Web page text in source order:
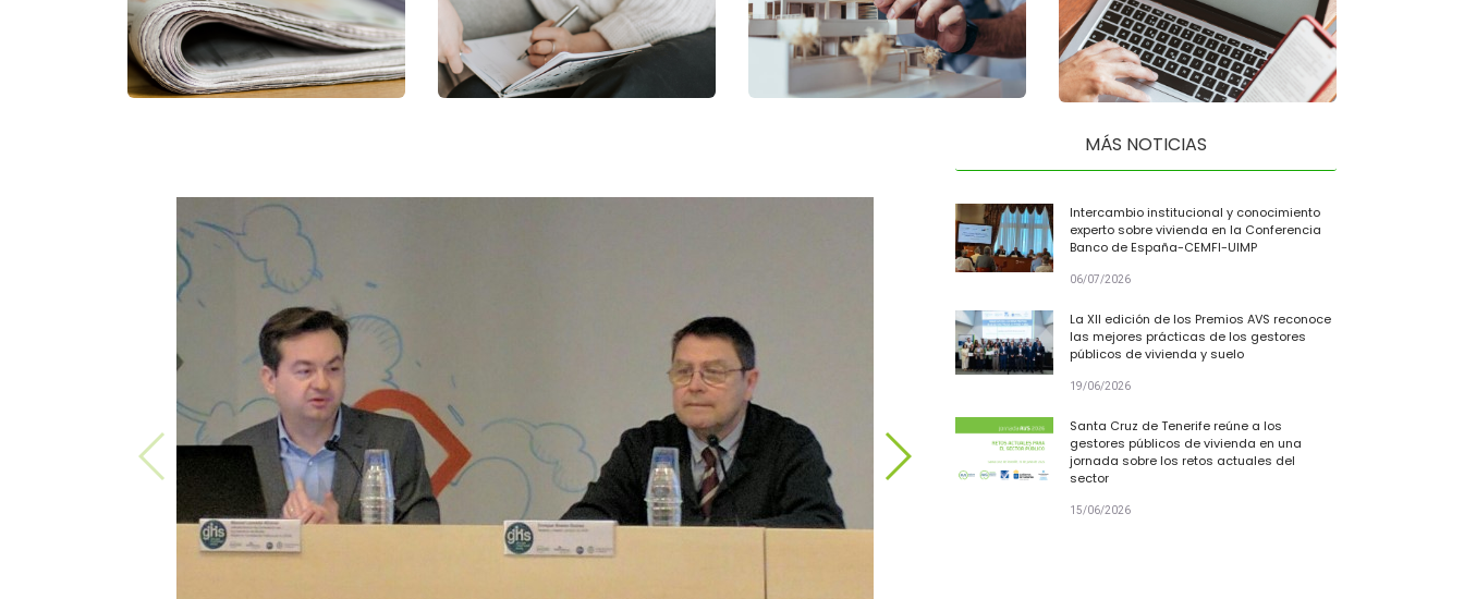
MÁS NOTICIAS
Intercambio institucional y conocimiento
experto sobre vivienda en la Conferencia
Banco de España-CEMFI-UIMP
06/07/2026
La XII edición de los Premios AVS reconoce
las mejores prácticas de los gestores
públicos de vivienda y suelo
19/06/2026
Santa Cruz de Tenerife reúne a los
gestores públicos de vivienda en una
jornada sobre los retos actuales del
sector
15/06/2026